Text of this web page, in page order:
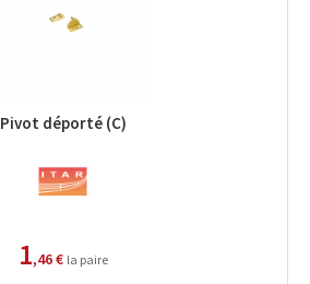
Pivot déporté (C)
1,46 € la paire